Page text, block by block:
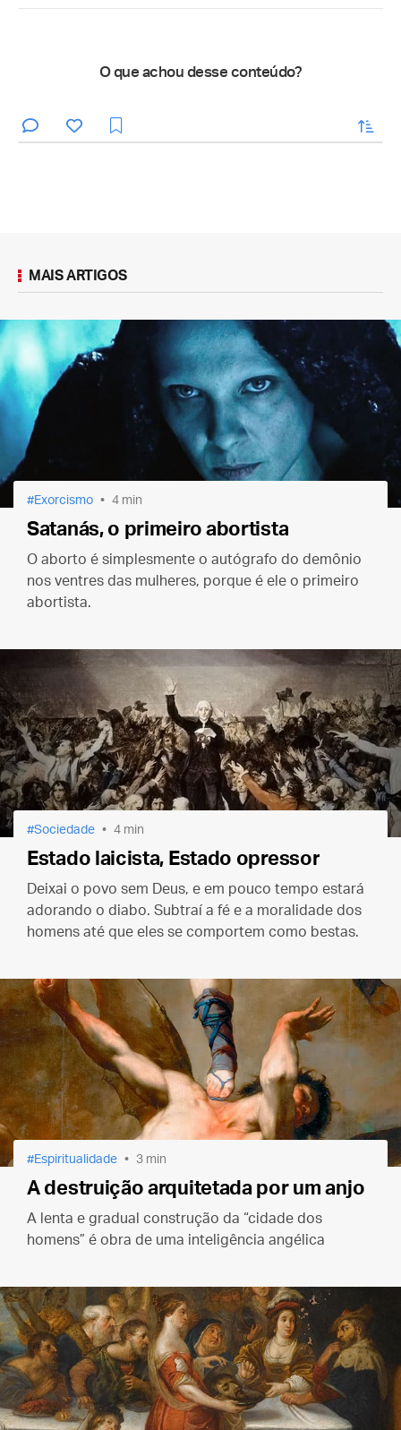
O que achou desse conteúdo?
enviar
MAIS ARTIGOS
Exorcismo 4 min
Satanás, o primeiro abortista
O aborto é simplesmente o autógrafo do demônio
nos ventres das mulheres, porque é ele o primeiro
abortista.
Sociedade 4 min
Estado laicista, Estado opressor
Deixai o povo sem Deus, e em pouco tempo estará
adorando o diabo. Subtraí a fé e a moralidade dos
homens até que eles se comportem como bestas.
Espiritualidade 3 min
A destruição arquitetada por um anjo
A lenta e gradual construção da “cidade dos
homens” é obra de uma inteligência angélica